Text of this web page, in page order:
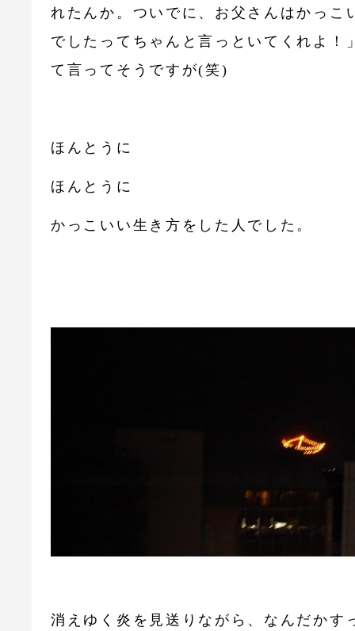
れたんか。ついでに、お父さんはかっこ
でしたってちゃんと言っといてくれよ！
て言ってそうですが(笑)
ほんとうに
ほんとうに
かっこいい生き方をした人でした。
消えゆく炎を見送りながら、なんだかす